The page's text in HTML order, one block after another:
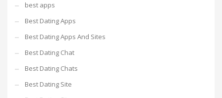
best apps
Best Dating Apps
Best Dating Apps And Sites
Best Dating Chat
Best Dating Chats
Best Dating Site